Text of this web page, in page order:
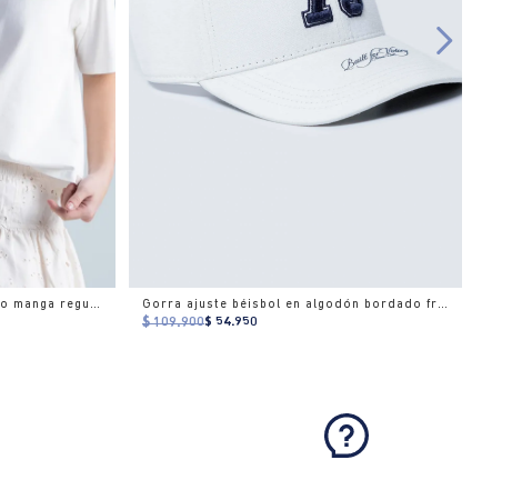
Camiseta estampado localizado manga regular cuello redondo para mujer Gorra ajuste béisbol en algodón bordado frontal
$ 109.900$ 54.950